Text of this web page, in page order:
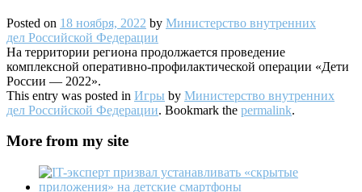
Posted on 18 ноября, 2022 by Министерство внутренних
дел Российской Федерации
На территории региона продолжается проведение
комплексной оперативно-профилактической операции «Дети
России — 2022».
This entry was posted in Игры by Министерство внутренних
дел Российской Федерации. Bookmark the permalink.
More from my site